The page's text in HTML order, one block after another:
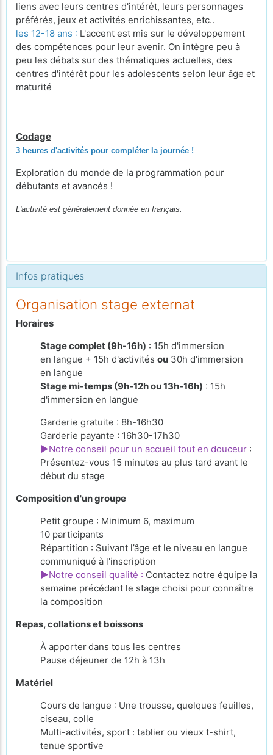
liens avec leurs centres d'intérêt, leurs personnages
préférés, jeux et activités enrichissantes, etc..
les 12-18 ans : L'accent est mis sur le développement
des compétences pour leur avenir. On intègre peu à
peu les débats sur des thématiques actuelles, des
centres d'intérêt pour les adolescents selon leur âge et
maturité
Codage
3 heures d'activités pour compléter la journée !
Exploration du monde de la programmation pour
débutants et avancés !
L'activité est généralement donnée en français.
Infos pratiques
Organisation stage externat
Horaires
Stage complet (9h-16h) : 15h d'immersion
en langue + 15h d'activités ou 30h d'immersion
en langue
Stage mi-temps (9h-12h ou 13h-16h) : 15h
d'immersion en langue
Garderie gratuite : 8h-16h30
Garderie payante : 16h30-17h30
►Notre conseil pour un accueil tout en douceur :
Présentez-vous 15 minutes au plus tard avant le
début du stage
Composition d'un groupe
Petit groupe : Minimum 6, maximum
10 participants
Répartition : Suivant l’âge et le niveau en langue
communiqué à l'inscription
►Notre conseil qualité : Contactez notre équipe la
semaine précédant le stage choisi pour connaître
la composition
Repas, collations et boissons
À apporterdans tous les centres
Pause déjeuner de 12h à 13h
Matériel
Cours de langue : Une trousse, quelques feuilles,
ciseau, colle
Multi-activités, sport : tablier ou vieux t-shirt,
tenue sportive